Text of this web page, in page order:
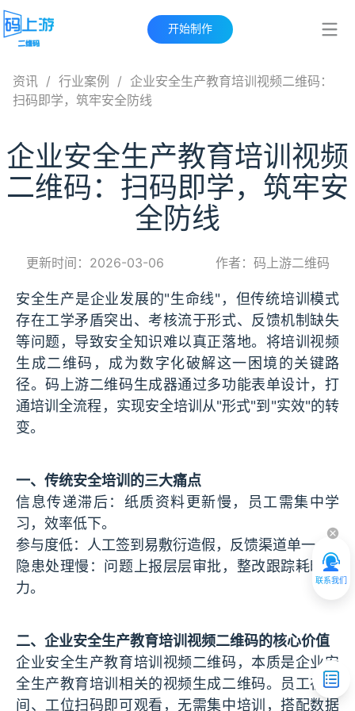
开始制作
联系我们
资讯 / 行业案例 / 企业安全生产教育培训视频二维码：
扫码即学，筑牢安全防线
企业安全生产教育培训视频
二维码：扫码即学，筑牢安
全防线
更新时间：2026-03-06 作者：码上游二维码
安全生产是企业发展的"生命线"，但传统培训模式
存在工学矛盾突出、考核流于形式、反馈机制缺失
等问题，导致安全知识难以真正落地。将培训视频
生成二维码，成为数字化破解这一困境的关键路
径。码上游二维码生成器通过多功能表单设计，打
通培训全流程，实现安全培训从"形式"到"实效"的转
变。
一、传统安全培训的三大痛点
信息传递滞后：纸质资料更新慢，员工需集中学
习，效率低下。
参与度低：人工签到易敷衍造假，反馈渠道单一。
隐患处理慢：问题上报层层审批，整改跟踪耗时耗
力。
二、企业安全生产教育培训视频二维码的核心价值
企业安全生产教育培训视频二维码，本质是企业安
全生产教育培训相关的视频生成二维码。员工在车
间、工位扫码即可观看，无需集中培训，搭配数据